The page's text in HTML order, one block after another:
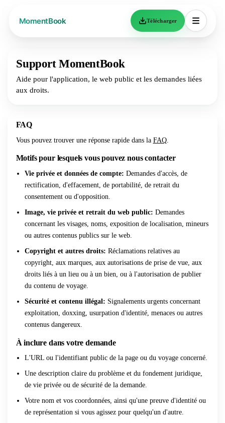
Télécharger
Support MomentBook
Aide pour l'application, le web public et les demandes liées
aux droits.
FAQ
Vous pouvez trouver une réponse rapide dans la FAQ.
Motifs pour lesquels vous pouvez nous contacter
Vie privée et données de compte: Demandes d'accès, de
rectification, d'effacement, de portabilité, de retrait du
consentement ou d'opposition.
Image, vie privée et retrait du web public: Demandes
concernant les visages, noms, exposition de localisation, mineurs
ou autres contenus publics sur le web.
Copyright et autres droits: Réclamations relatives au
copyright, aux marques, aux autorisations de prise de vue, aux
droits liés à un lieu ou à un bien, ou à l'autorisation de publier
du contenu de voyage.
Sécurité et contenu illégal: Signalements urgents concernant
exploitation, doxxing, usurpation d'identité, menaces ou autres
contenus dangereux.
À inclure dans votre demande
L'URL ou l'identifiant public de la page ou du voyage concerné.
Une description claire du problème et du fondement juridique,
de vie privée ou de sécurité de la demande.
Votre nom et vos coordonnées, ainsi qu'une preuve d'identité ou
de représentation si vous agissez pour quelqu'un d'autre.